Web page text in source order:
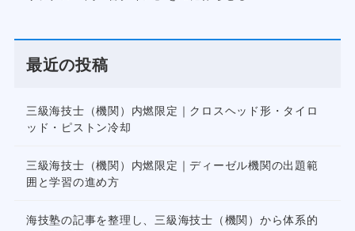
最近の投稿
三級海技士（機関）内燃限定｜クロスヘッド形・タイロ
ッド・ピストン冷却
三級海技士（機関）内燃限定｜ディーゼル機関の出題範
囲と学習の進め方
海技塾の記事を整理し、三級海技士（機関）から体系的